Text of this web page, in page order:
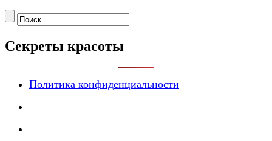
Секреты красоты
Политика конфиденциальности